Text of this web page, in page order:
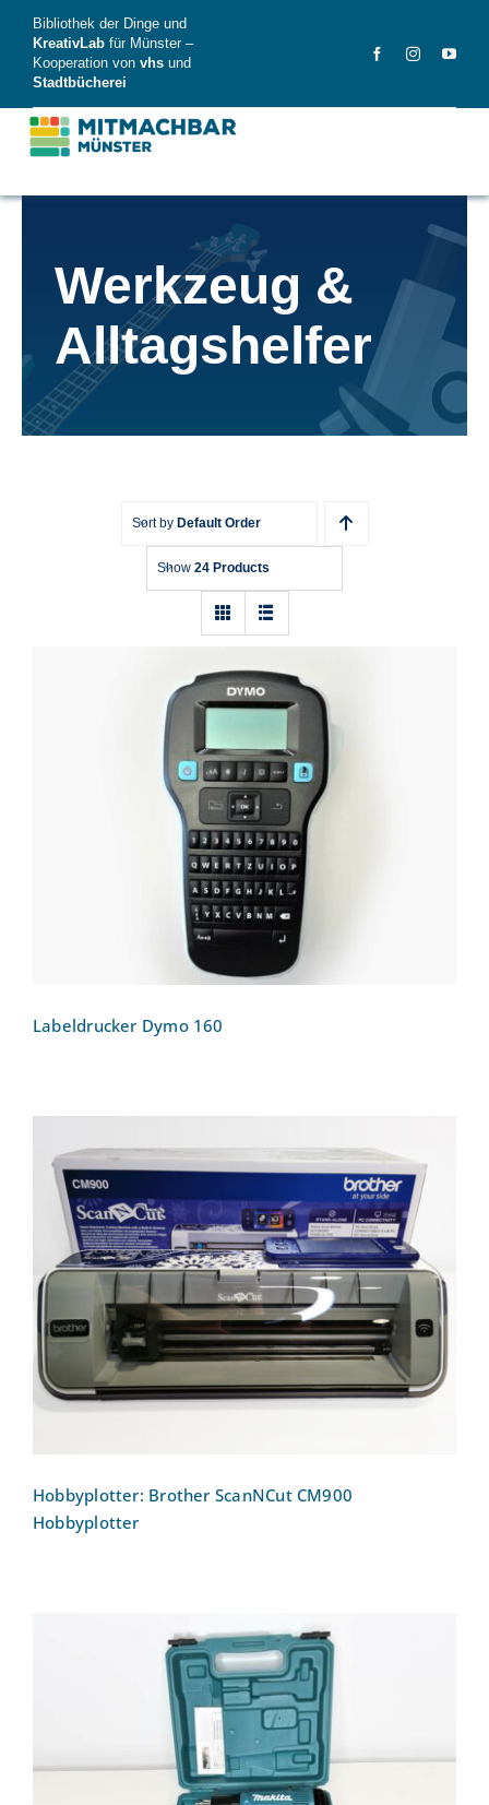
content
Bibliothek der Dinge und
KreativLab für Münster –
Kooperation von vhs und
Stadtbücherei
Dinge
News
Videos
Werkzeug &
Alltagshelfer
Sort by Default Order
Show 24 Products
Labeldrucker Dymo 160
Labeldrucker Dymo 160
Hobbyplotter: Brother ScanNCut CM900
Hobbyplotter
Hobbyplotter: Brother ScanNCut CM900
Hobbyplotter
Heißluftgebläse Kit Makita HG5030K
1600 W